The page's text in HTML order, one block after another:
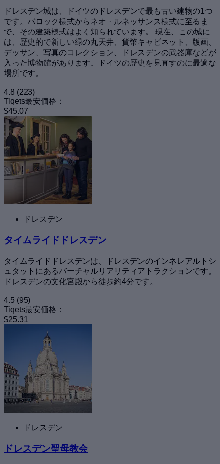
ドレスデン城は、ドイツのドレスデンで最も古い建物の1つ
です。バロック様式からネオ・ルネッサンス様式に至るま
で、その建築様式はよく知られています。 現在、この城に
は、歴史的で新しい緑の丸天井、貨幣キャビネット、版画、
デッサン、写真のコレクション、ドレスデンの武器庫などが
入った博物館があります。ドイツの歴史を見直すのに最適な
場所です。
4.8 (223)
Tiqets最安価格：
$45.07
ドレスデン
タイムライドドレスデン
タイムライドドレスデンは、ドレスデンのインネレアルトシ
ュタットにあるバーチャルリアリティアトラクションです。
ドレスデンの文化宮殿から徒歩約4分です。
4.5 (95)
Tiqets最安価格：
$25.31
ドレスデン
ドレスデン聖母教会